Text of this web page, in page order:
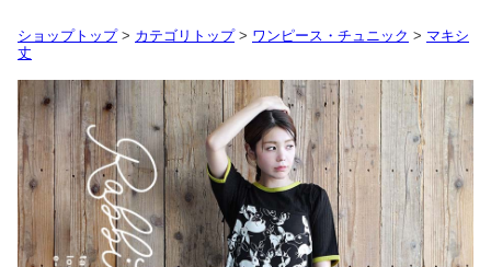
ショップトップ> カテゴリトップ> ワンピース・チュニック > マキシ
丈